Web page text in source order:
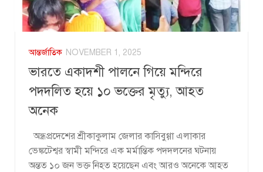
আন্তর্জাতিক NOVEMBER 1, 2025
ভারতে একাদশী পালনে গিয়ে মন্দিরে
পদদলিত হয়ে ১০ ভক্তের মৃত্যু, আহত
অনেক
অন্ধ্রপ্রদেশের শ্রীকাকুলাম জেলার কাসিবুগ্গা এলাকার
ভেঙ্কটেশ্বর স্বামী মন্দিরে এক মর্মান্তিক পদদলনের ঘটনায়
অন্তত ১০ জন ভক্ত নিহত হয়েছেন এবং আরও অনেকে আহত